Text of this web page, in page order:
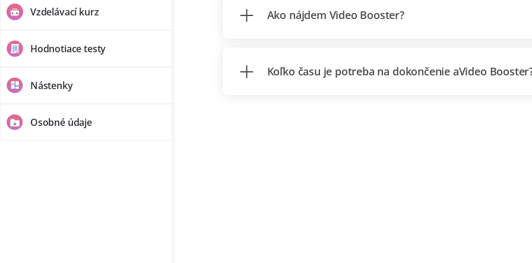
Vzdelávací kurz
Hodnotiace testy
Nástenky
Osobné údaje
Ako nájdem Video Booster?
Koľko času je potreba na dokončenie aVideo